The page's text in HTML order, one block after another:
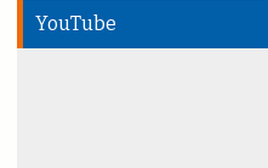
YouTube